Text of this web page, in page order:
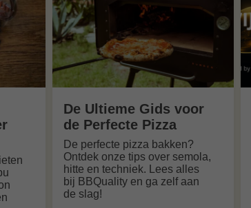
De Ultieme Gids voor
de Perfecte Pizza
De perfecte pizza bakken?
Ontdek onze tips over semola,
hitte en techniek. Lees alles
bij BBQuality en ga zelf aan
de slag!